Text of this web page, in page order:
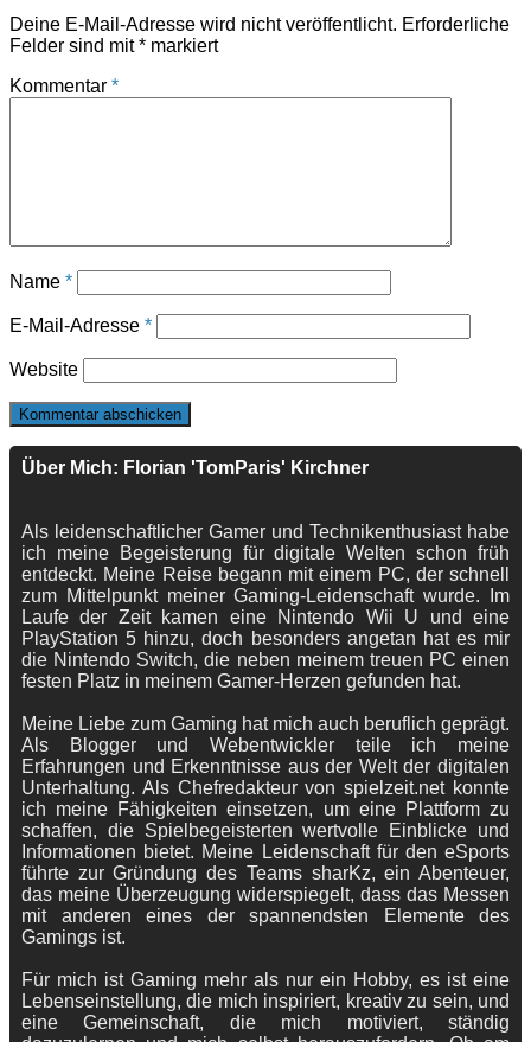
Deine E-Mail-Adresse wird nicht veröffentlicht. Erforderliche
Felder sind mit* markiert
Kommentar *
Name *
E-Mail-Adresse *
Website
Über Mich: Florian 'TomParis' Kirchner
Als leidenschaftlicher Gamer und Technikenthusiast habe
ich meine Begeisterung für digitale Welten schon früh
entdeckt. Meine Reise begann mit einem PC, der schnell
zum Mittelpunkt meiner Gaming-Leidenschaft wurde. Im
Laufe der Zeit kamen eine Nintendo Wii U und eine
PlayStation 5 hinzu, doch besonders angetan hat es mir
die Nintendo Switch, die neben meinem treuen PC einen
festen Platz in meinem Gamer-Herzen gefunden hat.
Meine Liebe zum Gaming hat mich auch beruflich geprägt.
Als Blogger und Webentwickler teile ich meine
Erfahrungen und Erkenntnisse aus der Welt der digitalen
Unterhaltung. Als Chefredakteur von spielzeit.net konnte
ich meine Fähigkeiten einsetzen, um eine Plattform zu
schaffen, die Spielbegeisterten wertvolle Einblicke und
Informationen bietet. Meine Leidenschaft für den eSports
führte zur Gründung des Teams sharKz, ein Abenteuer,
das meine Überzeugung widerspiegelt, dass das Messen
mit anderen eines der spannendsten Elemente des
Gamings ist.
Für mich ist Gaming mehr als nur ein Hobby, es ist eine
Lebenseinstellung, die mich inspiriert, kreativ zu sein, und
eine Gemeinschaft, die mich motiviert, ständig